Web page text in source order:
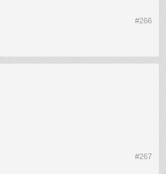
#266
#267